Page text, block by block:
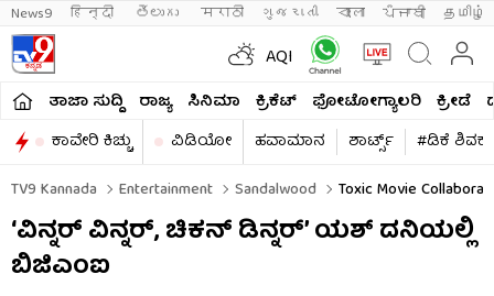
News9 हिन्दी తెలుగు मराठी ગુજરાતી বাংলা ਪੰਜਾਬੀ தமிழ்
AQI
ತಾಜಾ ಸುದ್ದಿ ರಾಜ್ಯ ಸಿನಿಮಾ ಕ್ರಿಕೆಟ್​ ಫೋಟೋಗ್ಯಾಲರಿ ಕ್ರೀಡೆ
ಕಾವೇರಿ ಕಿಚ್ಚು
ವಿಡಿಯೋ ಹವಾಮಾನ ಶಾರ್ಟ್ಸ್​
#ಡಿಕೆ
TV9 Kannada
Entertainment Sandalwood Toxic Movie
‘ವಿನ್ನರ್ ವಿನ್ನರ್, ಚಿಕನ್ ಡಿನ್ನರ್’ ಯಶ್ ದನಿಯಲ್ಲಿ
ಬಿಜಿಎಂಐ